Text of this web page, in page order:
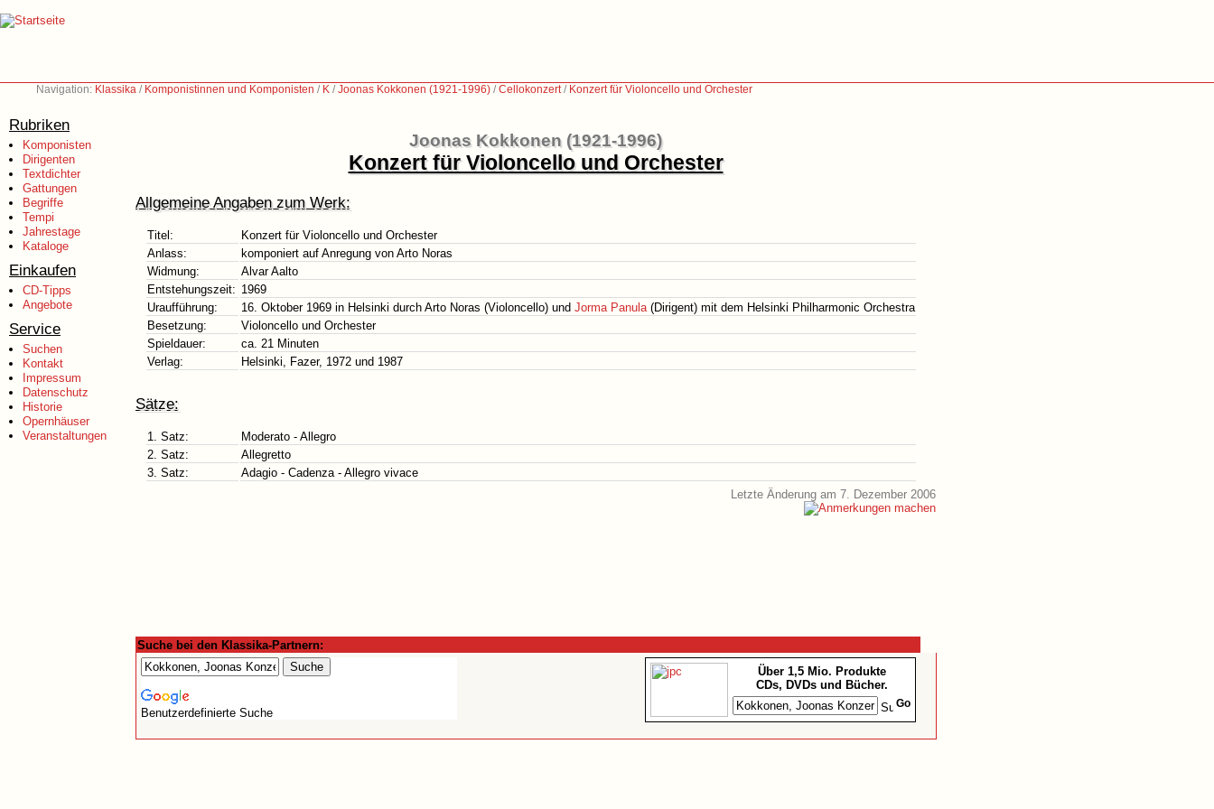
Navigation: Klassika / Komponistinnen und Komponisten / K /Joonas Kokkonen (1921-1996) /Cellokonzert/ Konzert für Violoncello und Orchester
Rubriken
Komponisten
Dirigenten
Textdichter
Gattungen
Begriffe
Tempi
Jahrestage
Kataloge
Einkaufen
CD-Tipps
Angebote
Service
Suchen
Kontakt
Impressum
Datenschutz
Historie
Opernhäuser
Veranstaltungen
Joonas Kokkonen (1921-1996)
Konzert für Violoncello und Orchester
Allgemeine Angaben zum Werk:
Titel:
Konzert für Violoncello und Orchester
Anlass:
komponiert auf Anregung von Arto Noras
Widmung:
Alvar Aalto
Entstehungszeit: 1969
Uraufführung:
16. Oktober 1969 in Helsinki durch Arto Noras (Violoncello) und Jorma Panula(Dirigent) mit dem Helsinki Philharmonic Orchestra
Besetzung:
Violoncello und Orchester
Spieldauer:
ca. 21 Minuten
Verlag:
Helsinki, Fazer, 1972 und 1987
Sätze:
1. Satz:
Moderato - Allegro
2. Satz:
Allegretto
3. Satz:
Adagio - Cadenza - Allegro vivace
Letzte Änderung am 7. Dezember 2006
Suche bei den Klassika-Partnern:
Benutzerdefinierte Suche
Über 1,5 Mio. Produkte
CDs, DVDs und Bücher.
Go